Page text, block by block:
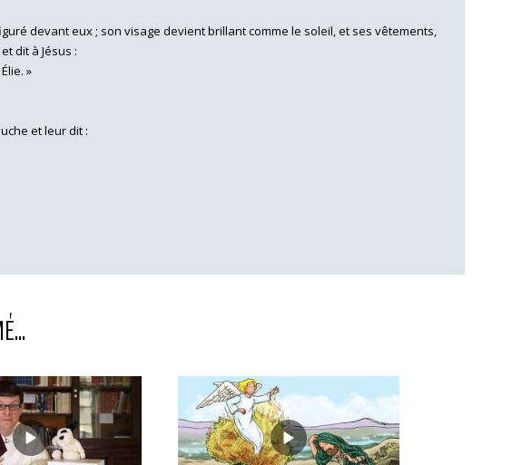
devant eux ; son visage devient brillant comme le soleil, et ses vêtements,
dit à Jésus :
»
et leur dit :